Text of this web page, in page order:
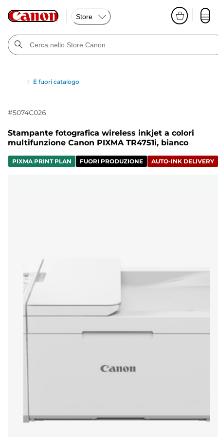
Store
È fuori catalogo
#5074C026
Stampante fotografica wireless inkjet a colori
multifunzione Canon PIXMA TR4751i, bianco
PIXMA PRINT PLAN FUORI PRODUZIONE AUTO-INK DELIVERY